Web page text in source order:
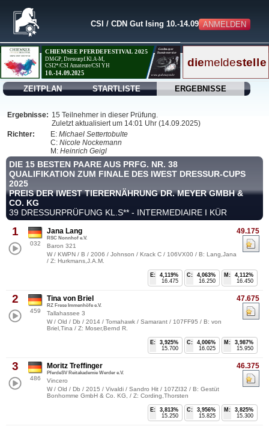
ANMELDEN
CSI / CDN Gut Ising 10.-14.09.2025
ZEITPLAN STARTLISTE ERGEBNISSE
Ergebnisse: 15 Teilnehmer in dieser Prüfung.
Zuletzt aktualisiert um 14:01 Uhr (14.09.2025)
Richter:
E: Michael Settertobulte
C: Nicole Nockemann
M: Heinrich Geigl
DIE 15 BESTEN PAARE AUS PRFG. NR. 38
QUALIFIKATION ZUM FINALE DES IWEST DRESSUR-CUPS
2025
PREIS DER IWEST TIERERNÄHRUNG DR. MEYER GMBH &
CO. KG
39 DRESSURPRÜFUNG KL.S** - INTERMEDIAIRE I KÜR
1
032
49.175
Jana Lang
RSC Nonnhof e.V.
Baron 321
W / KWPN / B / 2006 / Johnson / Krack C / 106VX00 / B: Lang,Jana
/ Z: Hurkmans,J.A.M.
M:
4,112%
16.450
C:
4,063%
16.250
E:
4,119%
16.475
2
459
47.675
Tina von Briel
RZ Frese Immenhöfe e.V.
Tallahassee 3
W / Old / Db / 2014 / Tomahawk / Samarant / 107FF95 / B: von
Briel,Tina / Z: Moser,Bernd R.
M:
3,987%
15.950
C:
4,006%
16.025
E:
3,925%
15.700
3
486
46.375
Moritz Treffinger
PferdeSV Reitakademie Werder e.V.
Vincero
W / Old / Db / 2015 / Vivaldi / Sandro Hit / 107ZI32 / B: Gestüt
Bonhomme GmbH & Co. KG, / Z: Cording,Thorsten
M:
3,825%
15.300
C:
3,956%
15.825
E:
3,813%
15.250